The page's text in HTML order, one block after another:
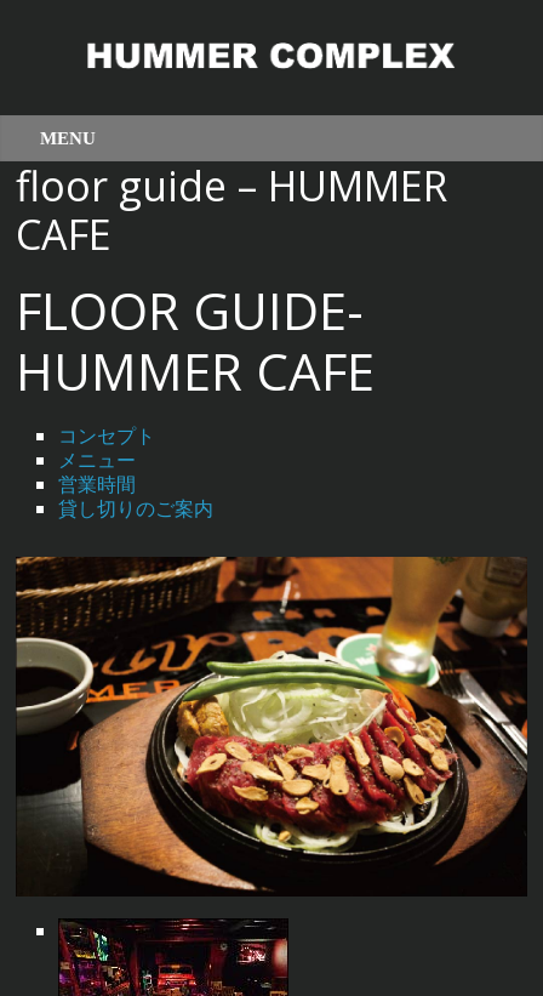
floor guide – HUMMER
CAFE
FLOOR GUIDE-
HUMMER CAFE
コンセプト
メニュー
営業時間
貸し切りのご案内